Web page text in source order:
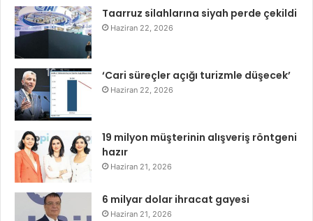
Taarruz silahlarına siyah perde çekildi
Haziran 22, 2026
‘Cari süreçler açığı turizmle düşecek’
Haziran 22, 2026
19 milyon müşterinin alışveriş röntgeni
hazır
Haziran 21, 2026
6 milyar dolar ihracat gayesi
Haziran 21, 2026